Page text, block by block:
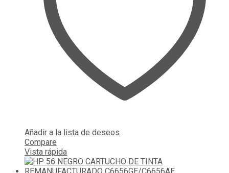
Añadir a la lista de deseos
Compare
Vista rápida